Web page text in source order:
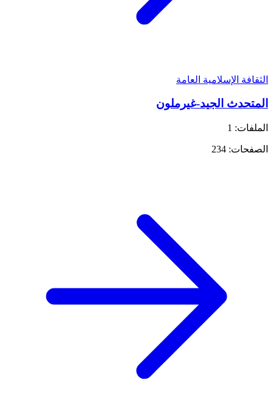
الثقافة الإسلامية العامة
المتحدث الجيد-غيرملون
الملفات: 1
الصفحات: 234